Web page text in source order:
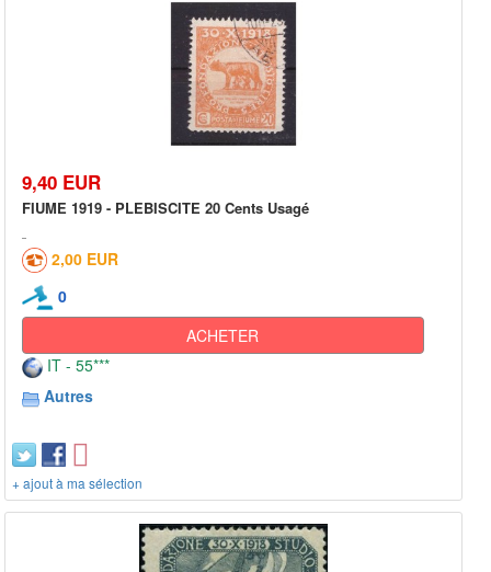
9,40 EUR
FIUME 1919 - PLEBISCITE 20 Cents Usagé
2,00 EUR
0
ACHETER
IT - 55***
Autres
+ ajout à ma sélection